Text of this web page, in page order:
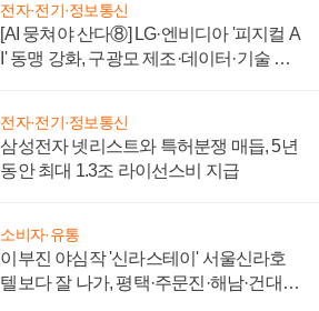
전자·전기·정보통신
[AI 뭉쳐야 산다⑧] LG·엔비디아 '피지컬 A
I' 동맹 강화, 구광모 제조·데이터·기술 결
전자·전기·정보통신
삼성전자 넷리스트와 특허분쟁 매듭, 5년
동안 최대 1.3조 라이선스비 지급
소비자·유통
이부진 야심작 '신라스테이' 서울신라호
텔보다 잘 나가, 평택·주문진·해남·건대로